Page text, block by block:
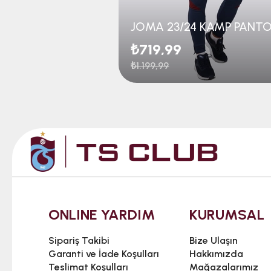
₺719,99
₺1.199,99
ONLINE YARDIM
Sipariş Takibi
Garanti ve İade Koşulları
Teslimat Koşulları
KURUMSAL
Bize Ulaşın
Hakkımızda
Mağazalarımız